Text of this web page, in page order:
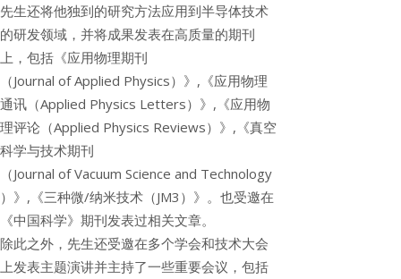
先生还将他独到的研究方法应用到半导体技术
的研发领域，并将成果发表在高质量的期刊
上，包括《应用物理期刊
（Journal of Applied Physics）》,《应用物理
通讯（Applied Physics Letters）》,《应用物
理评论（Applied Physics Reviews）》,《真空
科学与技术期刊
（Journal of Vacuum Science and Technology
）》,《三种微/纳米技术（JM3）》。也受邀在
《中国科学》期刊发表过相关文章。
除此之外，先生还受邀在多个学会和技术大会
上发表主题演讲并主持了一些重要会议，包括